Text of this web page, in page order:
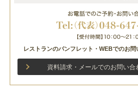
レストランのパンフレット・WEBでのお
資料請求・メールでのお問い合